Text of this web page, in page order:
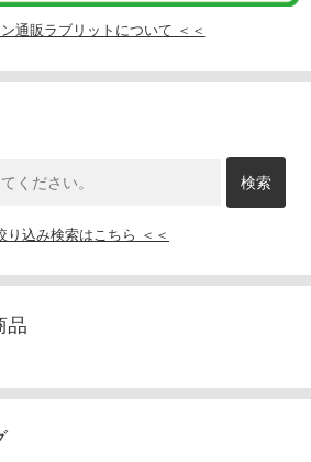
通販ラブリットについて ＜＜
り込み検索はこちら ＜＜
品